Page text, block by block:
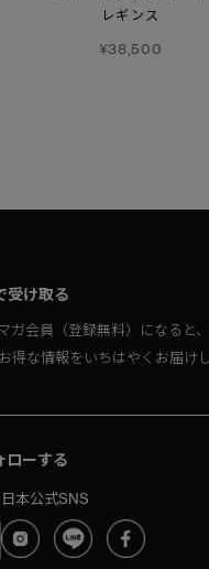
レギンス
¥38,500
受け取る
ガ会員（登録無料）になると、
得な情報をいちはやくお届けし
ローする
日本公式SNS